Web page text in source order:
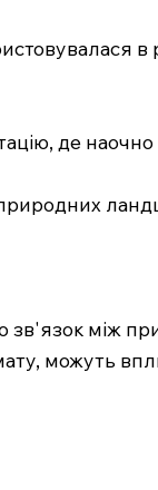
в
де
природних
зв'язок між
можуть